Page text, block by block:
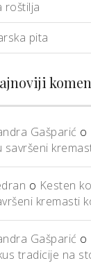
roštilja
pita
Gašparić o
savršeni
o Kesten
kremasti
Gašparić o
tradicije na